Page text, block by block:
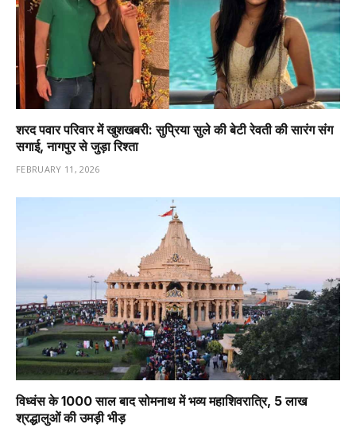
शरद पवार परिवार में खुशखबरी: सुप्रिया सुले की बेटी रेवती की सारंग संग
सगाई, नागपुर से जुड़ा रिश्ता
FEBRUARY 11, 2026
विध्वंस के 1000 साल बाद सोमनाथ में भव्य महाशिवरात्रि, 5 लाख
श्रद्धालुओं की उमड़ी भीड़